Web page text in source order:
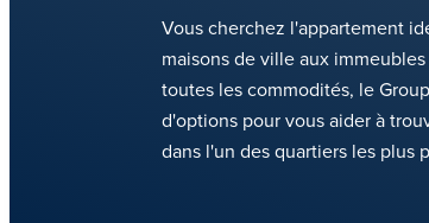
Vous cherchez l'appartement
maisons de ville aux
toutes les commodités, le
d'options pour vous aider à
dans l'un des quartiers les plus